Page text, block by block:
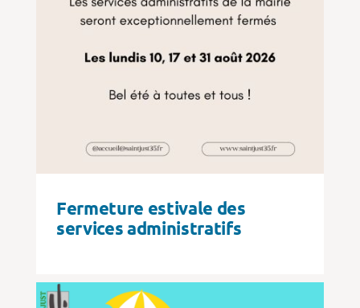
Fermeture estivale des
services administratifs